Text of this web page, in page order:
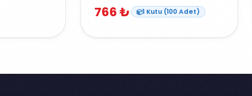
766 ₺ 1 Kutu (100 Adet)